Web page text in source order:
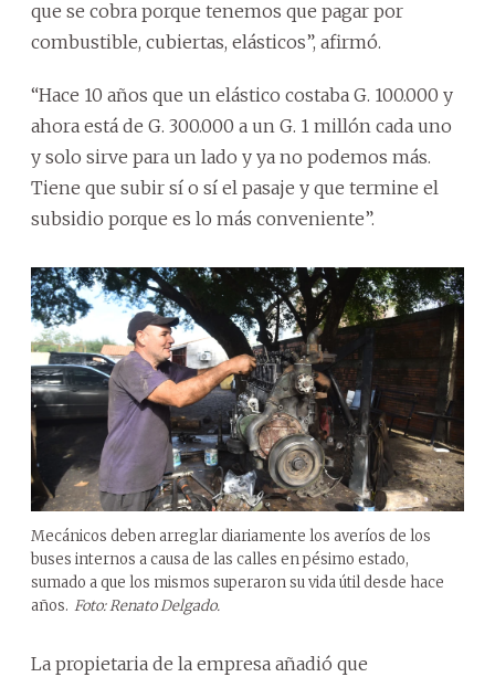
que se cobra porque tenemos que pagar por
combustible, cubiertas, elásticos”, afirmó.
“Hace 10 años que un elástico costaba G. 100.000 y
ahora está de G. 300.000 a un G. 1 millón cada uno
y solo sirve para un lado y ya no podemos más.
Tiene que subir sí o sí el pasaje y que termine el
subsidio porque es lo más conveniente”.
Mecánicos deben arreglar diariamente los averíos de los
buses internos a causa de las calles en pésimo estado,
sumado a que los mismos superaron su vida útil desde hace
años. Foto: Renato Delgado.
La propietaria de la empresa añadió que